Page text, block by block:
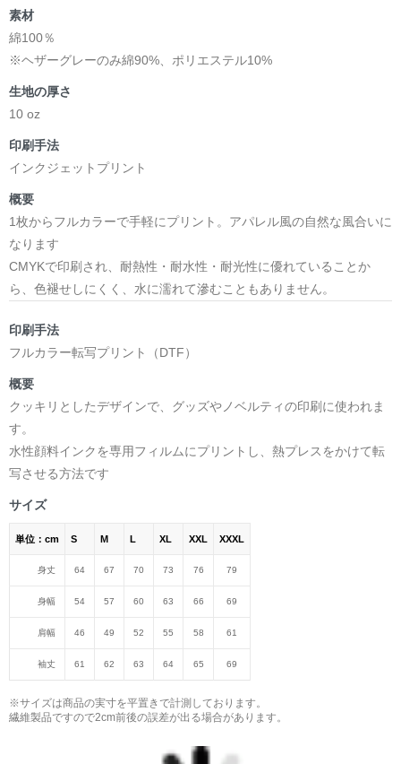
素材
綿100％
※ヘザーグレーのみ綿90%、ポリエステル10%
生地の厚さ
10 oz
印刷手法
インクジェットプリント
概要
1枚からフルカラーで手軽にプリント。アパレル風の自然な風合いに
なります
CMYKで印刷され、耐熱性・耐水性・耐光性に優れていることか
ら、色褪せしにくく、水に濡れて滲むこともありません。
印刷手法
フルカラー転写プリント（DTF）
概要
クッキリとしたデザインで、グッズやノベルティの印刷に使われま
す。
水性顔料インクを専用フィルムにプリントし、熱プレスをかけて転
写させる方法です
サイズ
単位：cm S M L XL XXL XXXL
身丈 64 67 70 73 76 79
身幅 54 57 60 63 66 69
肩幅 46 49 52 55 58 61
袖丈 61 62 63 64 65 69
※サイズは商品の実寸を平置きで計測しております。
繊維製品ですので2cm前後の誤差が出る場合があります。